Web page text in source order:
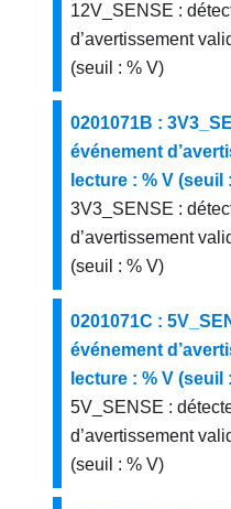
12V_SENSE :
d’avertissement
(seuil : % V)
0201071B :
événement
lecture : % V (seuil
3V3_SENSE :
d’avertissement
(seuil : % V)
0201071C :
événement
lecture : % V (seuil
5V_SENSE :
d’avertissement
(seuil : % V)